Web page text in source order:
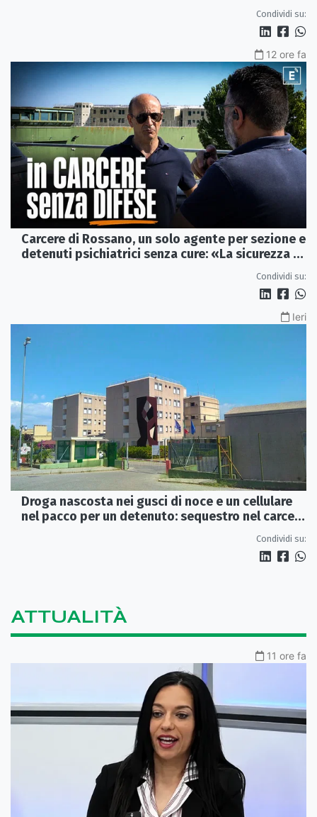
Condividi su:
12 ore fa
Carcere di Rossano, un solo agente per sezione e
detenuti psichiatrici senza cure: «La sicurezza è
Condividi su:
Ieri
Droga nascosta nei gusci di noce e un cellulare
nel pacco per un detenuto: sequestro nel carcere
Condividi su:
ATTUALITÀ
11 ore fa